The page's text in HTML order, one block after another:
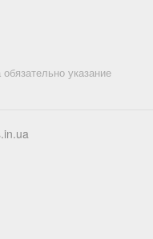
указание